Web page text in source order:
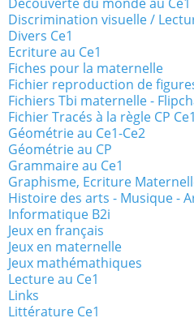
Discrimination visuelle /
Divers Ce1
Ecriture au Ce1
Fiches pour la maternelle
Fichier reproduction de
Fichiers Tbi maternelle -
Fichier Tracés à la règle CP Ce1
Géométrie au Ce1-Ce2
Géométrie au CP
Grammaire au Ce1
Graphisme, Ecriture
Histoire des arts - Musique -
Informatique B2i
Jeux en français
Jeux en maternelle
Jeux mathémathiques
Lecture au Ce1
Links
Littérature Ce1